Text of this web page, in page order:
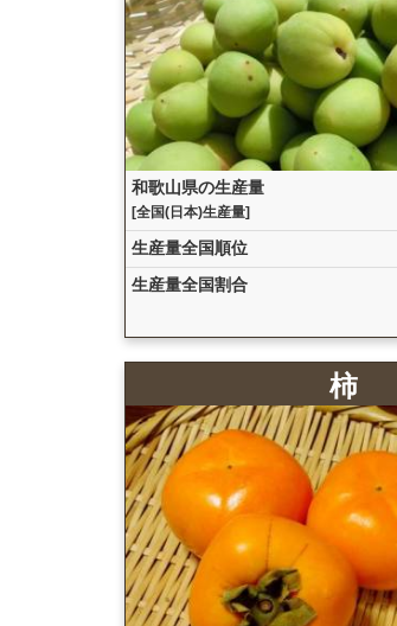
和歌山県の生産量
[全国(日本)生産量]
生産量全国順位
生産量全国割合
柿